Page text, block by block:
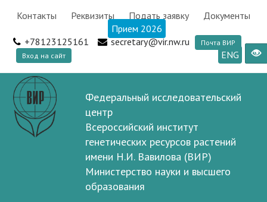
Контакты Реквизиты Подать заявку
Документы
Прием 2026
+78123125161
secretary@vir.nw.ru
Почта ВИР
Вход на сайт
ENG
Федеральный исследовательский
центр
Всероссийский институт
генетических ресурсов растений
имени Н.И. Вавилова (ВИР)
Министерство науки и высшего
образования